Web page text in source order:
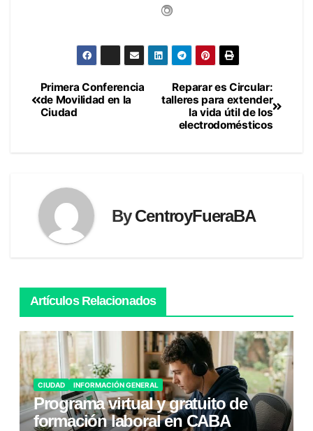
Navegación
de
Reparar es Circular:
talleres para extender
la vida útil de los
electrodomésticos
Primera Conferencia
de Movilidad en la
Ciudad
ByCentroyFueraBA
Artículos Relacionados
CIUDAD INFORMACIÓN GENERAL
Programa virtual y gratuito de
formación laboral en CABA